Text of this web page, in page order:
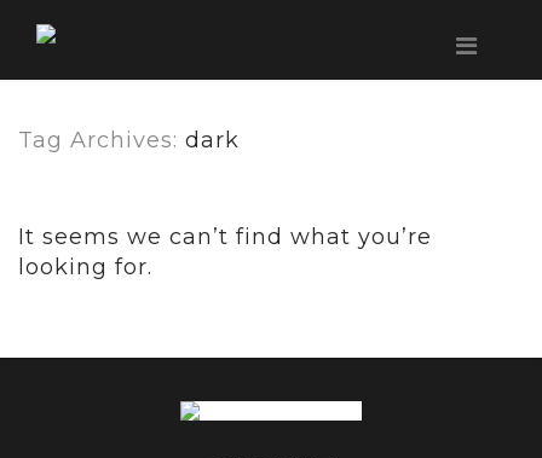
Tag Archives: dark
It seems we can’t find what you’re
looking for.